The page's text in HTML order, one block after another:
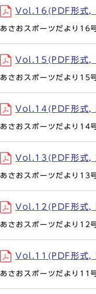
Vol.16(PDF形式,
あさおスポーツだより16
Vol.15(PDF形式,
あさおスポーツだより15
Vol.14(PDF形式,
あさおスポーツだより14
Vol.13(PDF形式,
あさおスポーツだより13
Vol.12(PDF形式,
あさおスポーツだより12
Vol.11(PDF形式,
あさおスポーツだより11